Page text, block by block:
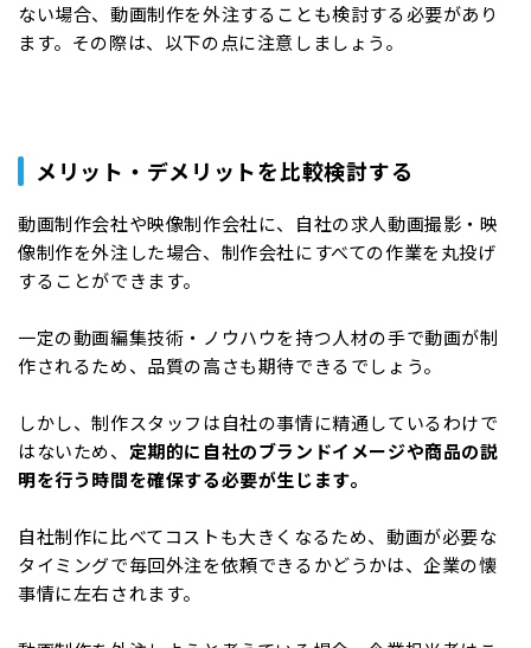
ない場合、動画制作を外注することも検討する必要があり
ます。その際は、以下の点に注意しましょう。
メリット・デメリットを比較検討する
動画制作会社や映像制作会社に、自社の求人動画撮影・映
像制作を外注した場合、制作会社にすべての作業を丸投げ
することができます。
一定の動画編集技術・ノウハウを持つ人材の手で動画が制
作されるため、品質の高さも期待できるでしょう。
しかし、制作スタッフは自社の事情に精通しているわけで
はないため、 定期的に自社のブランドイメージや商品の説
明を行う時間を確保する必要が生じます。
自社制作に比べてコストも大きくなるため、動画が必要な
タイミングで毎回外注を依頼できるかどうかは、企業の懐
事情に左右されます。